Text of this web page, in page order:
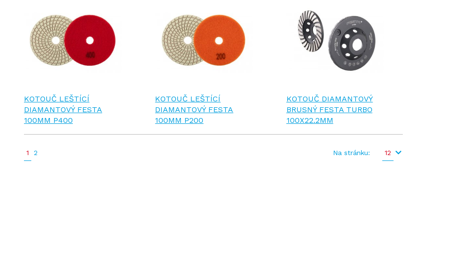
KOTOUČ LEŠTÍCÍ
DIAMANTOVÝ FESTA
100MM P400
KOTOUČ LEŠTÍCÍ
DIAMANTOVÝ FESTA
100MM P200
KOTOUČ DIAMANTOVÝ
BRUSNÝ FESTA TURBO
100X22.2MM
1 2 Na stránku: 12